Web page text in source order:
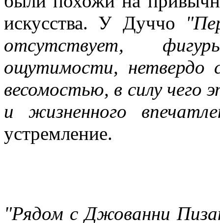
искусства. У Дуччо
отсутствует,
ощутимости, нетвердо
весомостью, в силу чего
и жизненного
устремление.
"Рядом с Джованни